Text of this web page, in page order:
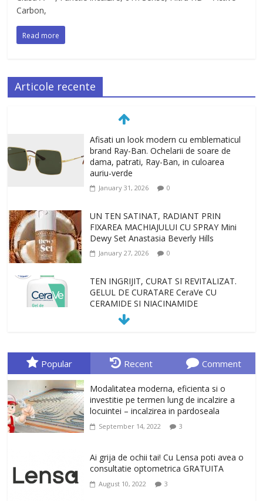
Carbon,
Read more
Articole recente
Afisati un look modern cu emblematicul
brand Ray-Ban. Ochelarii de soare de
dama, patrati, Ray-Ban, in culoarea
auriu-verde
January 31, 2026 0
UN TEN SATINAT, RADIANT PRIN
FIXAREA MACHIAJULUI CU SPRAY Mini
Dewy Set Anastasia Beverly Hills
January 27, 2026 0
TEN INGRIJIT, CURAT SI REVITALIZAT.
GELUL DE CURATARE CeraVe CU
CERAMIDE SI NIACINAMIDE
January 23, 2026
ori o provocare. Idei inedite, cadouri
originale, le puteti avea la Giftspot.ro,
alegere buna, Oglinda de baie cu mărire
și iluminare LED
February 20, 2026 0
un corp sanatos si armonios dezvoltat,
cu Flexor Fitness-dispozitiv pentru
tonifiere muschi
Popular Recent Comment
Modalitatea moderna, eficienta si o
investitie pe termen lung de incalzire a
locuintei – incalzirea in pardoseala
September 14, 2022 3
Ai grija de ochii tai! Cu Lensa poti avea o
consultatie optometrica GRATUITA
August 10, 2022 3